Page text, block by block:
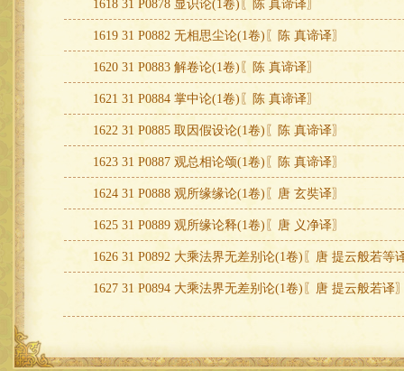
1618 31 P0878 显识论(1卷)〖陈 真谛译〗
1619 31 P0882 无相思尘论(1卷)〖陈 真谛译〗
1620 31 P0883 解卷论(1卷)〖陈 真谛译〗
1621 31 P0884 掌中论(1卷)〖陈 真谛译〗
1622 31 P0885 取因假设论(1卷)〖陈 真谛译〗
1623 31 P0887 观总相论颂(1卷)〖陈 真谛译〗
1624 31 P0888 观所缘缘论(1卷)〖唐 玄奘译〗
1625 31 P0889 观所缘论释(1卷)〖唐 义净译〗
1626 31 P0892 大乘法界无差别论(1卷)〖唐 提云般若等
1627 31 P0894 大乘法界无差别论(1卷)〖唐 提云般若译